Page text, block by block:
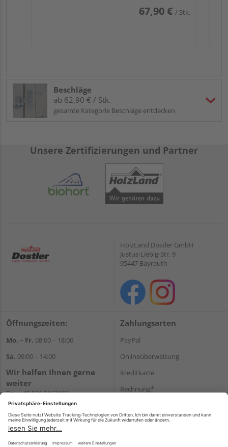
67,90 € / Stk.
Beschläge
ab 62,90 € / Stk.
gesamte Kategorie Beschläge entdecken
Unsere Zertifizierungen und Partner
HolzLand Dostler GmbH
Justus-Liebig-Str. 9
95447 Bayreuth
Öffnungszeiten:
Mo. – Fr. 08:00 – 18:00
Sa. 09:00 – 14:00
Wir helfen Ihnen gerne
weiter
Tel.:+49 921 5163102
E-Mail:shop@dostler.de
Zahlungsarten
PayPal
Onlineüberweisung
Kreditkarte
Rechnung*
Versand